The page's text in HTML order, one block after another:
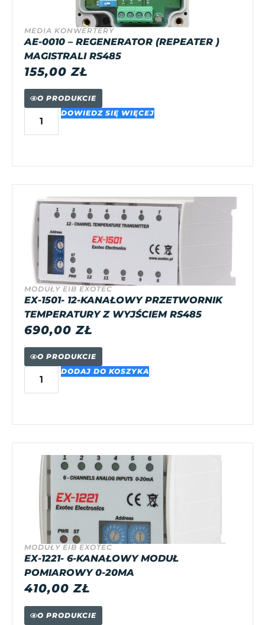
MEDIA KONWERTERY
AE-0010 – REGENERATOR (REPEATER )
MAGISTRALI RS485
155,00ZŁ
O PRODUKCIE
DOWIEDZ SIĘ WIĘCEJ
MODUŁY EIB EXOTEC
EX-1501- 12-KANAŁOWY PRZETWORNIK
TEMPERATURY Z WYJŚCIEM RS485
690,00ZŁ
O PRODUKCIE
DODAJ DO KOSZYKA
MODUŁY EIB EXOTEC
EX-1221- 6-KANAŁOWY MODUŁ
POMIAROWY 0-20MA
410,00ZŁ
O PRODUKCIE